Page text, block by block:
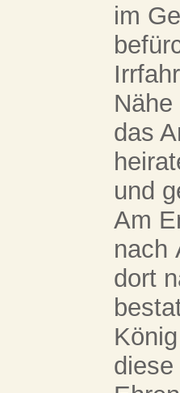
im
das
und
Am
nach
dort